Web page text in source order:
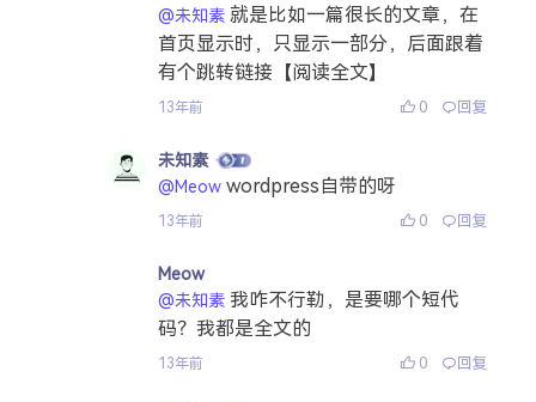
@未知素 就是比如一篇很长的文章，在
首页显示时，只显示一部分，后面跟着
有个跳转链接【阅读全文】
13年前 0 回复
未知素
@Meow wordpress自带的呀
13年前 0 回复
Meow
@未知素 我咋不行勒，是要哪个短代
码？我都是全文的
13年前 0 回复